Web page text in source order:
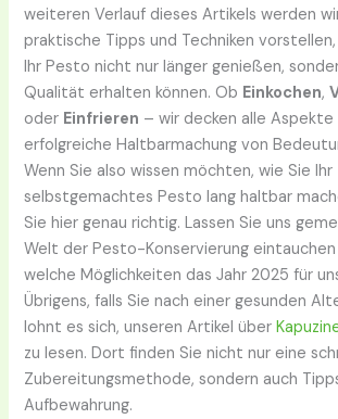
weiteren Verlauf dieses Artikels werden
praktische Tipps und Techniken
Ihr Pesto nicht nur länger genießen,
Qualität erhalten können. Ob Einkochen,
oder Einfrieren – wir decken alle Aspekte
erfolgreiche Haltbarmachung von
Wenn Sie also wissen möchten, wie Sie Ihr
selbstgemachtes Pesto lang haltbar
Sie hier genau richtig. Lassen Sie uns
Welt der Pesto-Konservierung
welche Möglichkeiten das Jahr 2025 für
Übrigens, falls Sie nach einer gesunden
lohnt es sich, unseren Artikel über
zu lesen. Dort finden Sie nicht nur eine
Zubereitungsmethode, sondern auch
Aufbewahrung.